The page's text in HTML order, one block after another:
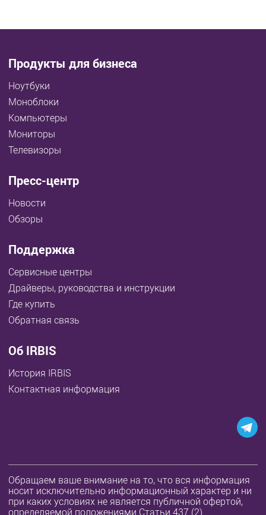
Продукты для бизнеса
Ноутбуки
Моноблоки
Компьютеры
Мониторы
Телевизоры
Пресс-центр
Новости
Обзоры
Поддержка
Сервисные центры
Драйверы, руководства и инструкции
Где купить
Обратная связь
Об IRBIS
История IRBIS
Контактная информация
Обращаем ваше внимание на то, что вся информация
носит исключительно информационный характер и ни
при каких условиях не является публичной офертой,
определяемой положениями Статьи 437 (2)